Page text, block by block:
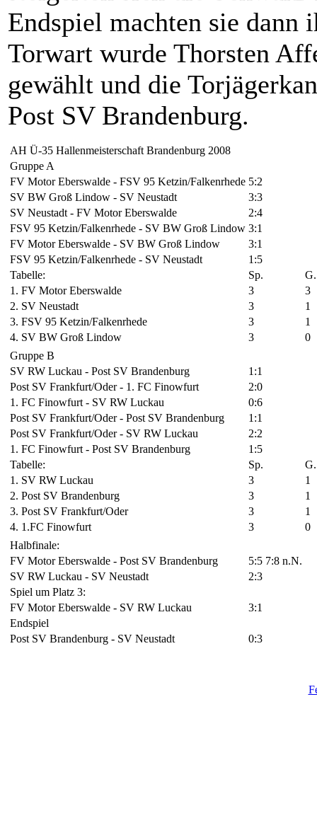
Endspiel machten sie dann
Torwart wurde Thorsten
gewählt und die
Post SV Brandenburg.
AH Ü-35 Hallenmeisterschaft Brandenburg 2008
Gruppe A
FV Motor Eberswalde - FSV 95 Ketzin/Falkenrhede 5:2
SV BW Groß Lindow - SV Neustadt
3:3
SV Neustadt - FV Motor Eberswalde
2:4
FSV 95 Ketzin/Falkenrhede - SV BW Groß Lindow 3:1
FV Motor Eberswalde - SV BW Groß Lindow
3:1
FSV 95 Ketzin/Falkenrhede - SV Neustadt
1:5
Tabelle:
Sp.
G.
1. FV Motor Eberswalde
3
3
2. SV Neustadt
3
1
3. FSV 95 Ketzin/Falkenrhede
3
1
4. SV BW Groß Lindow
3
0
Gruppe B
SV RW Luckau - Post SV Brandenburg
1:1
Post SV Frankfurt/Oder - 1. FC Finowfurt
2:0
1. FC Finowfurt - SV RW Luckau
0:6
Post SV Frankfurt/Oder - Post SV Brandenburg
1:1
Post SV Frankfurt/Oder - SV RW Luckau
2:2
1. FC Finowfurt - Post SV Brandenburg
1:5
Tabelle:
Sp.
G.
1. SV RW Luckau
3
1
2. Post SV Brandenburg
3
1
3. Post SV Frankfurt/Oder
3
1
4. 1.FC Finowfurt
3
0
Halbfinale:
FV Motor Eberswalde - Post SV Brandenburg
5:5 7:8 n.N.
SV RW Luckau - SV Neustadt
2:3
Spiel um Platz 3:
FV Motor Eberswalde - SV RW Luckau
3:1
Endspiel
Post SV Brandenburg - SV Neustadt
0:3